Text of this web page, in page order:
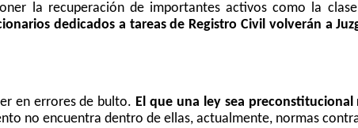
la recuperación de importantes activos como la
dedicados a tareas de Registro Civil volverán a
en errores de bulto. El que una ley sea preconstitucional
no encuentra dentro de ellas, actualmente, normas